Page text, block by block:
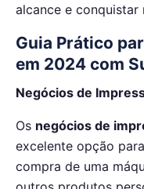
alcance e conquistar
Guia Prático
em 2024 com
Negócios de
Os negócios de
excelente opção
compra de uma